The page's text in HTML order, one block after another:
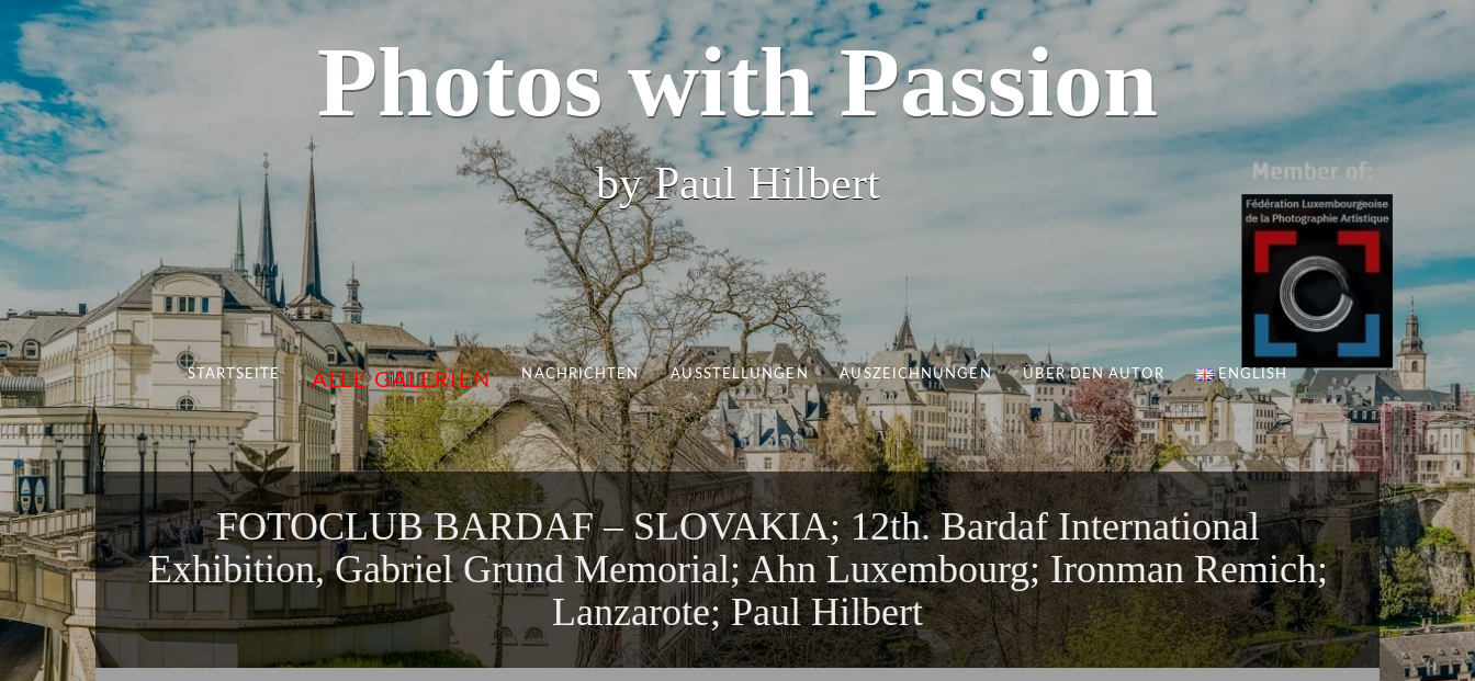
Photos with Passion
by Paul Hilbert
STARTSEITE ALLE GALERIEN NACHRICHTEN AUSSTELLUNGEN AUSZEICHNUNGEN ÜBER DEN AUTOR ENGLISH
FOTOCLUB BARDAF – SLOVAKIA; 12th. Bardaf International
Exhibition, Gabriel Grund Memorial; Ahn Luxembourg; Ironman Remich;
Lanzarote; Paul Hilbert